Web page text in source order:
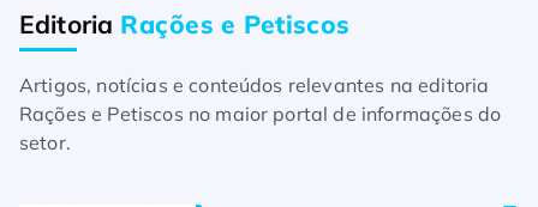
Home Editorias Rações e Petiscos
Editoria Rações e Petiscos
Artigos, notícias e conteúdos relevantes na editoria
Rações e Petiscos no maior portal de informações do
setor.
Lançamentos
Petiscô aumenta cardápio com petisco de
peito de frango assado